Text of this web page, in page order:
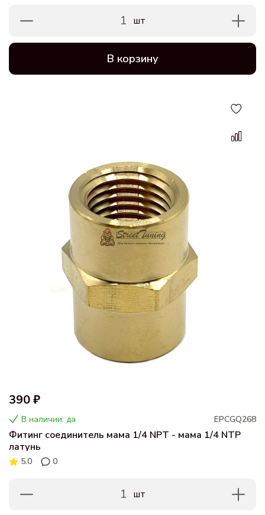
1 шт
В корзину
390 ₽
В наличии: да EPCGQ268
Фитинг соединитель мама 1/4 NPT - мама 1/4 NTP
латунь
5.0 0
1 шт